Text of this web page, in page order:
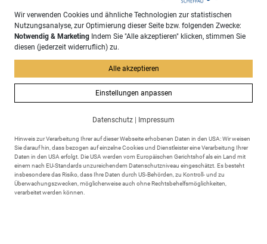
Adresse
Markt Scheidegg
Rathausplatz 6
Wir verwenden Cookies und ähnliche Technologien zur statistischen
Nutzungsanalyse, zur Optimierung dieser Seite bzw. folgenden Zwecke:
Notwendig & Marketing Indem Sie "Alle akzeptieren" klicken, stimmen Sie
diesen (jederzeit widerruflich) zu.
Alle akzeptieren
Einstellungen anpassen
Datenschutz | Impressum
Hinweis zur Verarbeitung Ihrer auf dieser Webseite erhobenen Daten in den USA: Wir weisen
Sie darauf hin, dass bezogen auf einzelne Cookies und Dienstleister eine Verarbeitung Ihrer
Daten in den USA erfolgt. Die USA werden vom Europäischen Gerichtshof als ein Land mit
einem nach EU-Standards unzureichendem Datenschutzniveau eingeschätzt. Es besteht
insbesondere das Risiko, dass Ihre Daten durch US-Behörden, zu Kontroll- und zu
Überwachungszwecken, möglicherweise auch ohne Rechtsbehelfsmöglichkeiten,
verarbeitet werden können.